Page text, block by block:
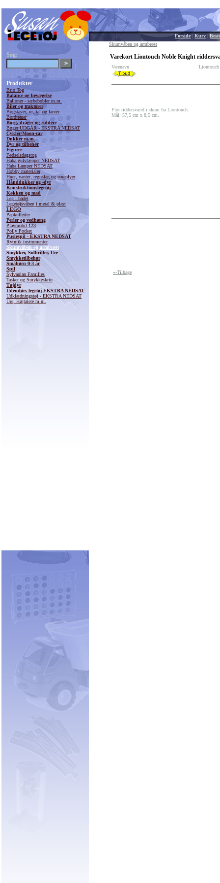
Forside|Kurv |
Søg:
Produkter
Brio Tog
Balance og bevægelse
Balloner - sæbebobler m.m.
Biler og traktorer
Bogstaver, ur, tal og farver
Bordteater
Borg, drager og riddere
Bøger UDGÅR - EKSTRA NEDSAT
Cykler/Moon-car
Dukker m.m.
Dyr og tilbehør
Figurer
Fødselsdagstog
Haba gulvtæpper NEDSAT
Haba Lamper NEDSAT
Hobby materialer
Huer, vanter, regnslag og paraplyer
Hånddukker og -dyr
Konstruktionslegetøj
Køkken og mad
Leg i badet
Legetøjsvåben i metal & plast
LEGO
Papkufferter
Perler og vedhæng
Playmobil 123
Polly Pocket
Puslespil - EKSTRA NEDSAT
Rytmik instrumenter
Skumvåben og armbrøst
Smykker, Solbriller, Ure
Smykketilbehør
Småbørn 0-3 år
Spil
Sylvanian Families
Tasker og Smykkeskrin
Tøjdyr
Udendørs legetøj EKSTRA NEDSAT
Udklædningstøj - EKSTRA NEDSAT
Ure, Højtalere m.m.
Skumvåben og armbrøst
Varekort Liontouch Noble Knight
Varenavn
Flot riddersværd i skum fra Liontouch.
Mål: 57,5 cm x 8,5 cm.
«-Tilbage